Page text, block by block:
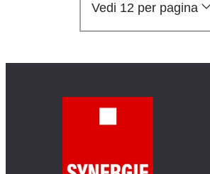
Vedi 12 per pagina